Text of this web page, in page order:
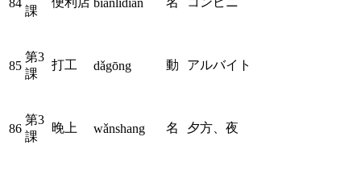
課
85
第3
課
打工 dǎgōng 動 アルバイト
86
第3
課
晚上 wǎnshang 名 夕方、夜